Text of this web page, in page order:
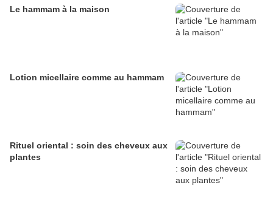
Le hammam à la maison
Lotion micellaire comme au hammam
Rituel oriental : soin des cheveux aux
plantes